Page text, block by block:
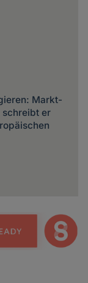
Markt-
schreibt er